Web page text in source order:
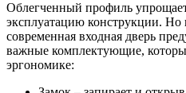
Облегченный профиль
эксплуатацию конструкции. Но
современная входная дверь
важные комплектующие,
эргономике: